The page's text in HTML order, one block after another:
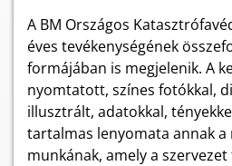
A BM Országos
éves tevékenységének
formájában is megjelenik. A
nyomtatott, színes fotókkal,
illusztrált, adatokkal,
tartalmas lenyomata annak
munkának, amely a